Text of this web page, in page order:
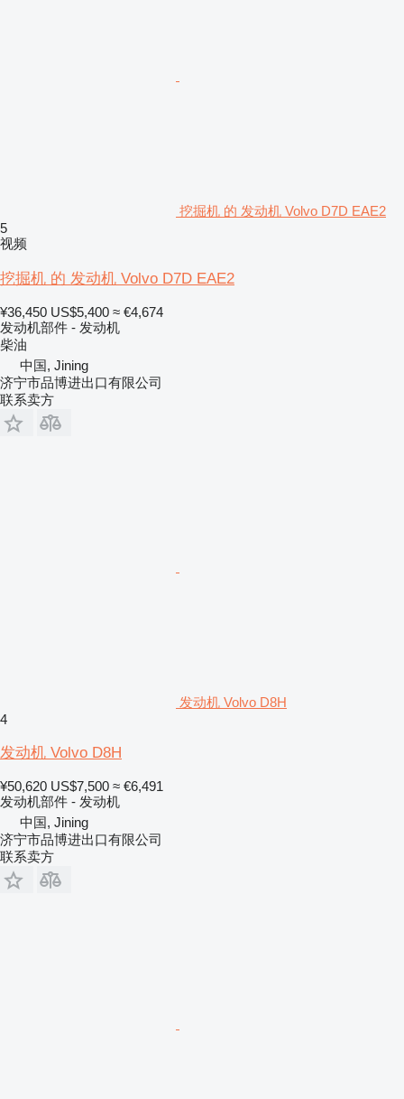
挖掘机 的 发动机 Volvo D7D EAE2
5
视频
挖掘机 的 发动机 Volvo D7D EAE2
¥36,450 US$5,400 ≈ €4,674
发动机部件 - 发动机
柴油
中国, Jining
济宁市品博进出口有限公司
联系卖方
发动机 Volvo D8H
4
发动机 Volvo D8H
¥50,620 US$7,500 ≈ €6,491
发动机部件 - 发动机
中国, Jining
济宁市品博进出口有限公司
联系卖方